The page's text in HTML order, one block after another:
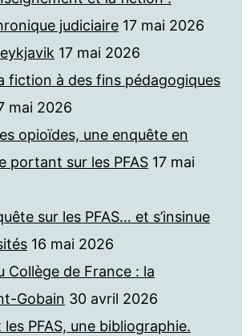
judiciaire 17 mai 2026
17 mai 2026
fiction à des fins pédagogiques
mai 2026
opioïdes, une enquête en
portant sur les PFAS 17 mai
sur les PFAS… et s’insinue
16 mai 2026
Collège de France : la
Gobain 30 avril 2026
PFAS, une bibliographie.